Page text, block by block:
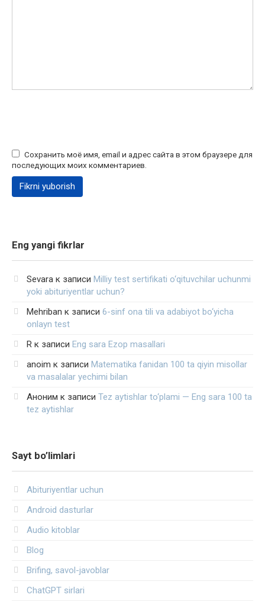
Сохранить моё имя, email и адрес сайта в этом браузере для
последующих моих комментариев.
Eng yangi fikrlar
Sevara к записи Milliy test sertifikati o‘qituvchilar uchunmi
yoki abituriyentlar uchun?
Mehriban к записи 6-sinf ona tili va adabiyot bo‘yicha
onlayn test
R к записи Eng sara Ezop masallari
anoim к записи Matematika fanidan 100 ta qiyin misollar
va masalalar yechimi bilan
Аноним к записи Tez aytishlar to‘plami — Eng sara 100 ta
tez aytishlar
Sayt bo’limlari
Abituriyentlar uchun
Android dasturlar
Audio kitoblar
Blog
Brifing, savol-javoblar
ChatGPT sirlari